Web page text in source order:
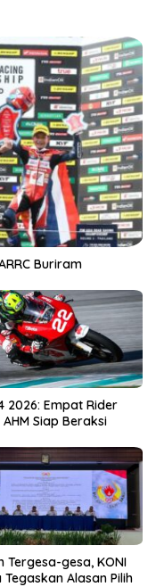
Buriram
2026: Empat Rider
Siap Beraksi
Tergesa-gesa, KONI
Tegaskan Alasan Pilih